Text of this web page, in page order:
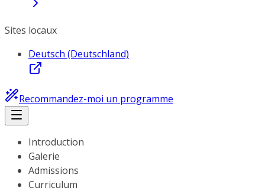
Sites locaux
Deutsch (Deutschland)
Recommandez-moi un programme
Introduction
Galerie
Admissions
Curriculum